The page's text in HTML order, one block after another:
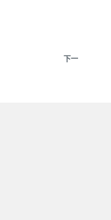
下一